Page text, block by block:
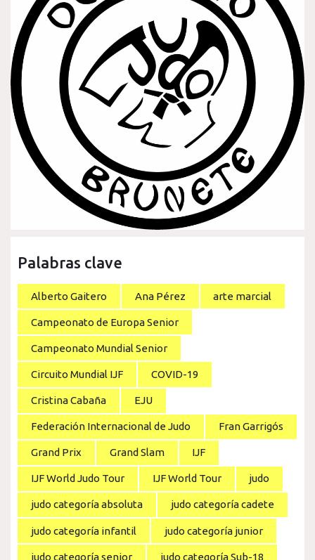
Palabras clave
Alberto Gaitero Ana Pérez arte marcial
Campeonato de Europa Senior
Campeonato Mundial Senior
Circuito Mundial IJF COVID-19
Cristina Cabaña EJU
Federación Internacional de Judo Fran Garrigós
Grand Prix Grand Slam IJF
IJF World Judo Tour IJF World Tour judo
judo categoría absoluta judo categoría cadete
judo categoría infantil judo categoría junior
judo categoría senior judo categoría Sub-18